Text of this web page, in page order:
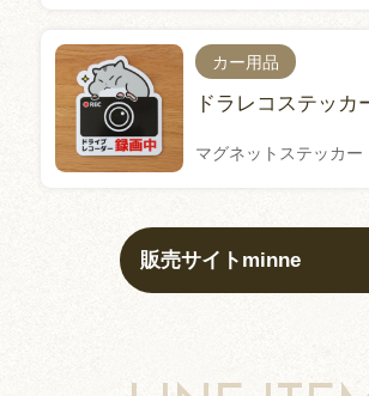
カー用品
ドラレコステッカ
マグネットステッカー
販売サイトminne